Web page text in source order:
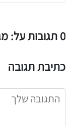
0 תגובות על: מגולגלות ריסס נוטלה
כתיבת תגובה